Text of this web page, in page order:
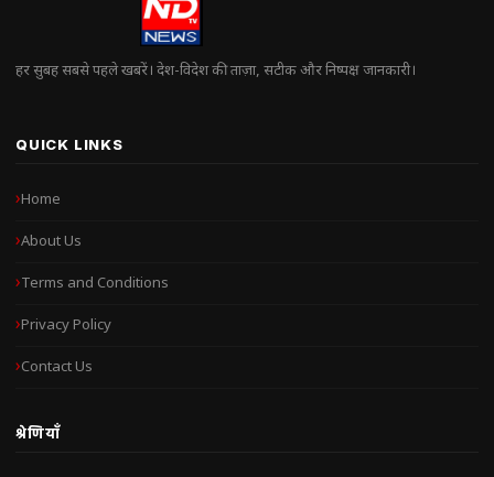
हर सुबह सबसे पहले खबरें। देश-विदेश की ताज़ा, सटीक और निष्पक्ष जानकारी।
QUICK LINKS
Home
About Us
Terms and Conditions
Privacy Policy
Contact Us
श्रेणियाँ